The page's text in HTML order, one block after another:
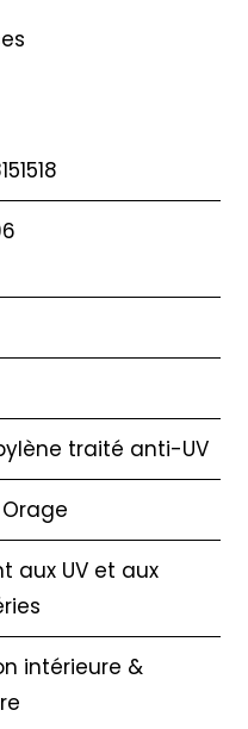
traité anti-UV
aux UV et aux
intérieure &